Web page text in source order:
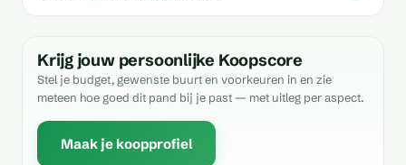
Krijg jouw persoonlijke Koopscore
Stel je budget, gewenste buurt en voorkeuren in en zie
meteen hoe goed dit pand bij je past — met uitleg per aspect.
Maak je koopprofiel